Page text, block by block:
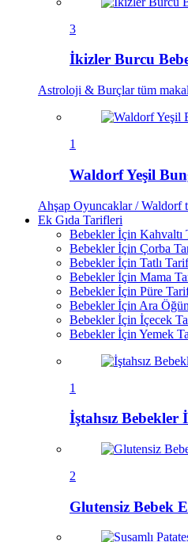
3
İkizler Burcu
Astroloji & Burçlartüm
1
Waldorf Yeşil
Ahşap Oyuncaklar / Waldorf
Ek Gıda Tarifleri
Bebekler İçin Kahvaltı
Bebekler İçin Çorba
Bebekler İçin Tatlı
Bebekler İçin Mama
Bebekler İçin Püre
Bebekler İçin Ara
Bebekler İçin İçecek
Bebekler İçin Yemek
1
İştahsız
2
Glutensiz Bebek